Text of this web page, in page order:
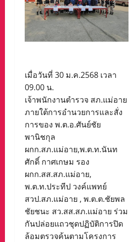
เมื่อวันที่ 30 ม.ค.2568 เวลา
09.00 น.
เจ้าพนักงานตำรวจ สภ.แม่อาย
ภายใต้การอำนวยการและสั่ง
การของ พ.ต.อ.ศันย์ชัย
พานิชกุล
ผกก.สภ.แม่อาย,พ.ต.ท.นันท
ศักดิ์ กาศเกษม รอง
ผกก.สส.สภ.แม่อาย,
พ.ต.ท.ประทีป วงค์แพทย์
สวป.สภ.แม่อาย , พ.ต.ต.ชัยพล
ชัยชนะ สว.สส.สภ.แม่อาย ร่วม
กันปล่อยแถวชุดปฏิบัติการปิด
ล้อมตรวจค้นตามโครงการ